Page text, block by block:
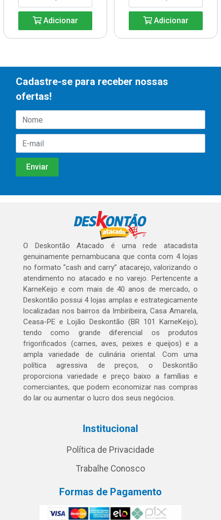
Adicionar Adicionar
Cadastre-se para receber nossas
ofertas!
O Deskontão Atacado é uma rede atacadista
genuinamente pernambucana que conta com 4 lojas
no formato “cash and carry” atacarejo, valorizando o
atendimento no atacado e no varejo. Pertencente a
KarneKeijo e com mais de 40 anos de mercado, o
Deskontão possui 4 lojas amplas e estrategicamente
localizadas nos bairros da Imbiribeira, Casa Amarela,
Ceasa-PE e Lojão Deskontão (BR 101 KarneKeijo),
tendo como grande diferencial os produtos
frigorificados (carnes, aves, peixes e queijos) e a
ampla variedade de culinária oriental. Com uma
política agressiva de preços, o Deskontão
proporciona variedade e preço baixo a famílias e
comerciantes, que podem economizar nas compras
do lar ou aumentar o lucro dos seus negócios.
Institucional
Política de Privacidade
Trabalhe Conosco
Formas de Pagamento